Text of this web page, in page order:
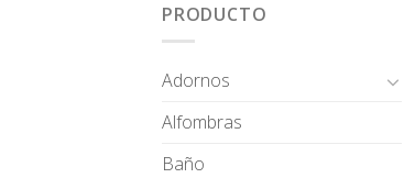
PRODUCTO
Adornos
Alfombras
Baño